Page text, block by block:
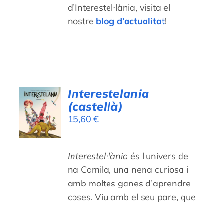
d’Interestel·lània, visita el
nostre blog d’actualitat!
AFEGEIX
A LA
CISTELLA
/
DETALLS
Interestelania
(castellà)
15,60€
Interestel·lània és l’univers de
na Camila, una nena curiosa i
amb moltes ganes d’aprendre
coses. Viu amb el seu pare, que